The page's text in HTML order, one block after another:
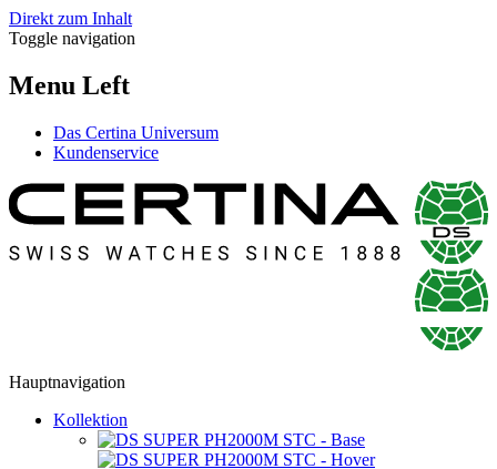
Direkt zum Inhalt
Toggle navigation
Menu Left
Das Certina Universum
Kundenservice
Hauptnavigation
Kollektion